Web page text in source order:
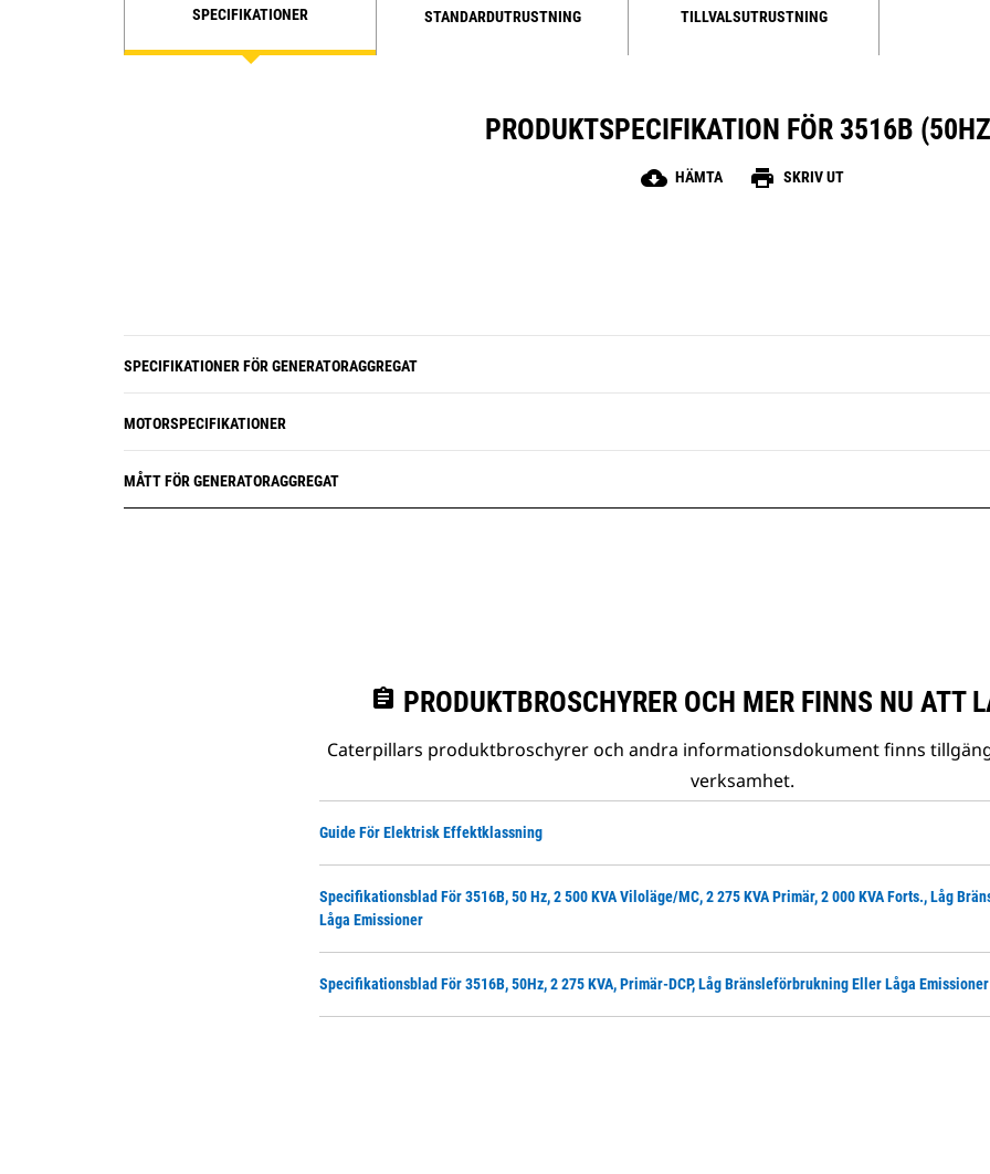
SPECIFIKATIONER STANDARDUTRUSTNING TILLVALSUTRUSTNING
PRODUKTSPECIFIKATION FÖR 3516B
cloud_download HÄMTA print SKRIV UT
SPECIFIKATIONER FÖR GENERATORAGGREGAT
MOTORSPECIFIKATIONER
MÅTT FÖR GENERATORAGGREGAT
assignment PRODUKTBROSCHYRER OCH MER FINNS NU ATT
Caterpillars produktbroschyrer och andra informationsdokument finns
verksamhet.
Guide För Elektrisk Effektklassning
Specifikationsblad För 3516B, 50 Hz, 2 500 KVA Viloläge/MC, 2 275 KVA Primär, 2 000 KVA Forts., Låg
Låga Emissioner
Specifikationsblad För 3516B, 50Hz, 2 275 KVA, Primär-DCP, Låg Bränsleförbrukning Eller Låga Emissioner